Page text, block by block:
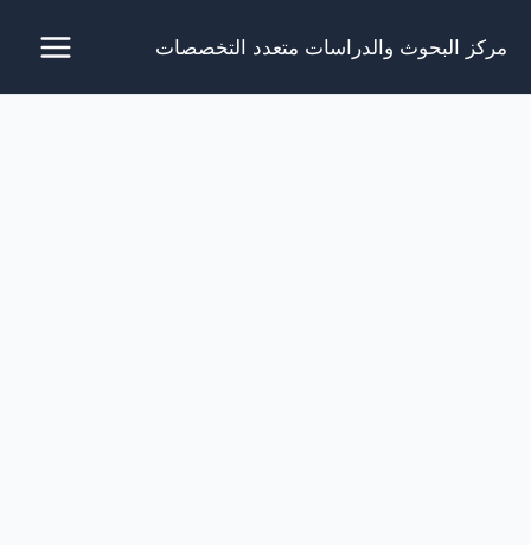
مركز البحوث والدراسات متعدد التخصصات